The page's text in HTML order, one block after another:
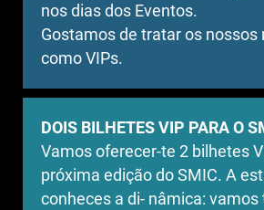
nos dias dos Eventos.
Gostamos de tratar os
como VIPs.
DOIS BILHETES VIP PARA O
Vamos oferecer-te 2 bilhetes
próxima edição do SMIC. A
conheces a di- nâmica: vamos